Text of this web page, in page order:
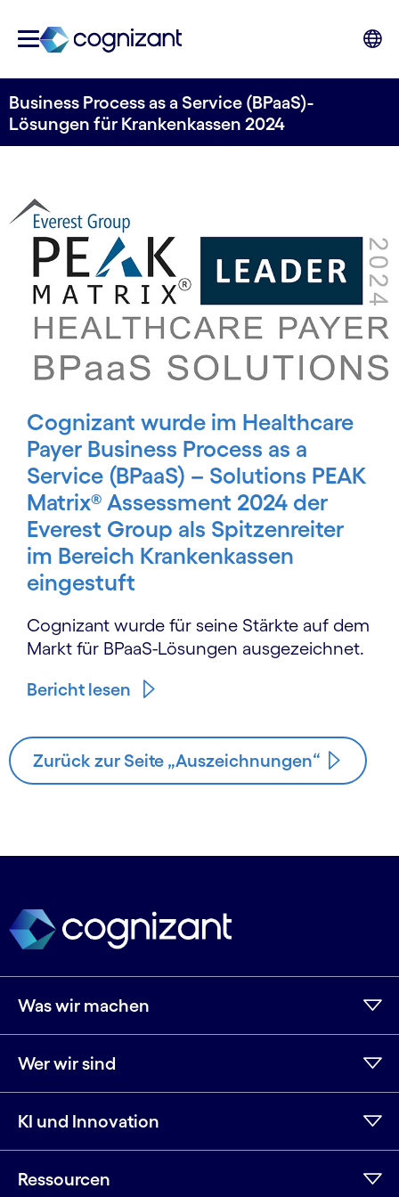
Business Process as a Service (BPaaS)-
Lösungen für Krankenkassen 2024
Cognizant wurde im Healthcare
Payer Business Process as a
Service (BPaaS) – Solutions PEAK
Matrix® Assessment 2024 der
Everest Group als Spitzenreiter
im Bereich Krankenkassen
eingestuft
Cognizant wurde für seine Stärkte auf dem
Markt für BPaaS-Lösungen ausgezeichnet.
Bericht lesen
Zurück zur Seite „Auszeichnungen“
Was wir machen
Wer wir sind
KI und Innovation
Ressourcen